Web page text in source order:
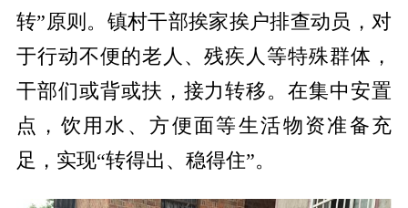
转”原则。镇村干部挨家挨户排查动员，对
于行动不便的老人、残疾人等特殊群体，
干部们或背或扶，接力转移。在集中安置
点，饮用水、方便面等生活物资准备充
足，实现“转得出、稳得住”。